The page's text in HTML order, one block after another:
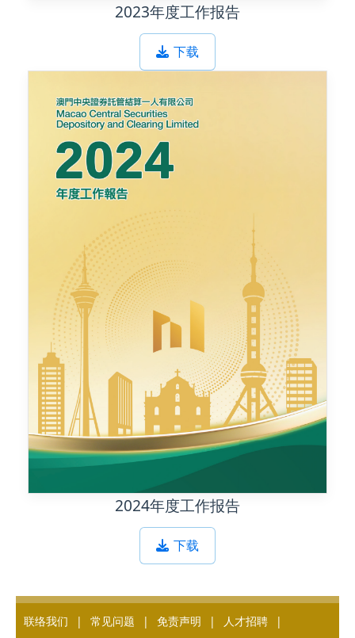
2023年度工作报告
下载
2024年度工作报告
下载
联络我们 常见问题 免责声明
人才招聘